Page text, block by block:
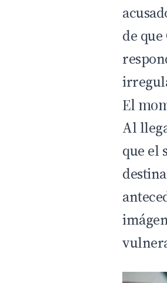
de
El
Al
que el